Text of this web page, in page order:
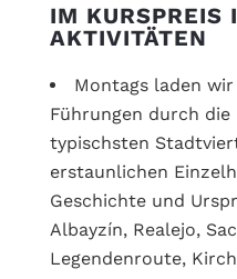
IM KURSPREIS
AKTIVITÄTEN
Montags laden
Führungen durch
typischsten
erstaunlichen
Geschichte und
Albayzín, Realejo,
Legendenroute,